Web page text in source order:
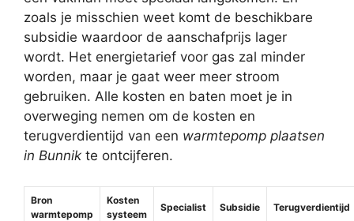
zoals je misschien weet komt de beschikbare
subsidie waardoor de aanschafprijs lager
wordt. Het energietarief voor gas zal minder
worden, maar je gaat weer meer stroom
gebruiken. Alle kosten en baten moet je in
overweging nemen om de kosten en
terugverdientijd van een warmtepomp plaatsen
in Bunnik te ontcijferen.
Bron
warmtepomp
Kosten
systeem
Specialist Subsidie Terugverdientijd